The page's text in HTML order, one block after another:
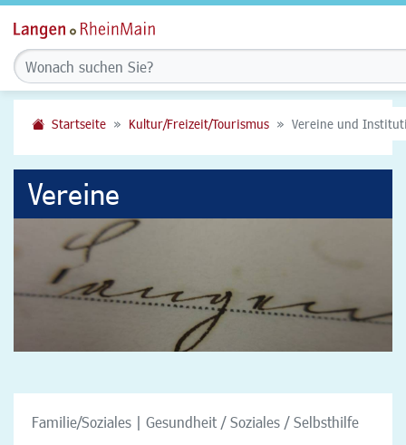
Startseite Kultur/Freizeit/Tourismus Vereine und
Vereine
Familie/Soziales | Gesundheit / Soziales / Selbsthilfe